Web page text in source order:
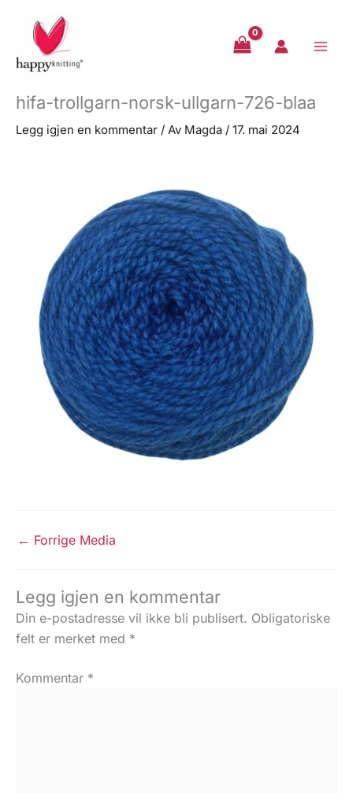
innholdet
hifa-trollgarn-norsk-ullgarn-726-blaa
Legg igjen en kommentar / Av Magda / 17. mai 2024
← Forrige Media
Legg igjen en kommentar
Din e-postadresse vil ikke bli publisert. Obligatoriske
felt er merket med *
Kommentar *